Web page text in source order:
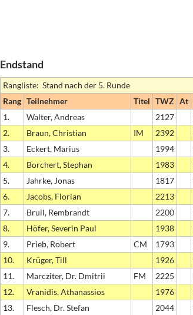
Endstand
Rangliste: Stand nach der 5. Runde
Rang Teilnehmer Titel TWZ At
1.
Walter, Andreas 2127
2.
Braun, Christian IM 2392
3.
Eckert, Marius 1994
4.
Borchert, Stephan 1983
5.
Jahrke, Jonas 1817
6.
Jacobs, Florian 2213
7.
Bruil, Rembrandt 2200
8.
Höfer, Severin Paul 1938
9.
Prieb, Robert CM 1793
10.
Krüger, Till 1926
11.
Marcziter, Dr. Dmitrii FM 2225
12.
Vranidis, Athanassios 1976
13.
Flesch, Dr. Stefan 2044